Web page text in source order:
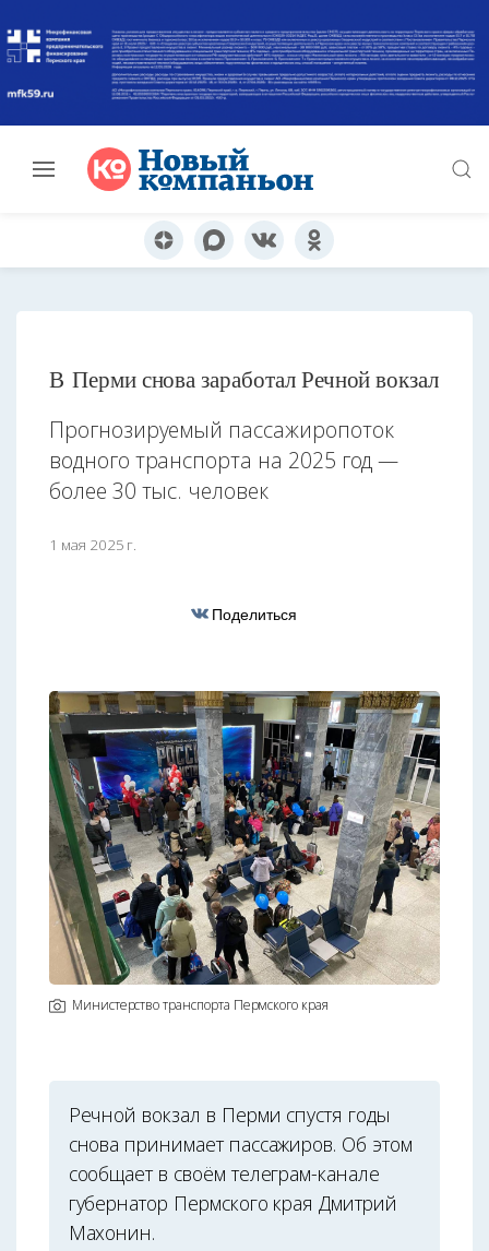
В Перми снова заработал Речной вокзал
Прогнозируемый пассажиропоток
водного транспорта на 2025 год —
более 30 тыс. человек
1 мая 2025 г.
Поделиться
Министерство транспорта Пермского края
Речной вокзал в Перми спустя годы
снова принимает пассажиров. Об этом
сообщает в своём телеграм-канале
губернатор Пермского края Дмитрий
Махонин.